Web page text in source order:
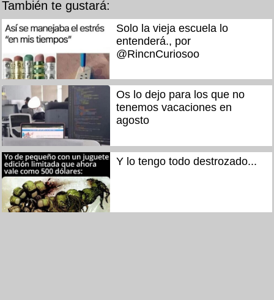
También te gustará:
Solo la vieja escuela lo
entenderá., por
@RincnCuriosoo
Os lo dejo para los que no
tenemos vacaciones en
agosto
Y lo tengo todo destrozado...